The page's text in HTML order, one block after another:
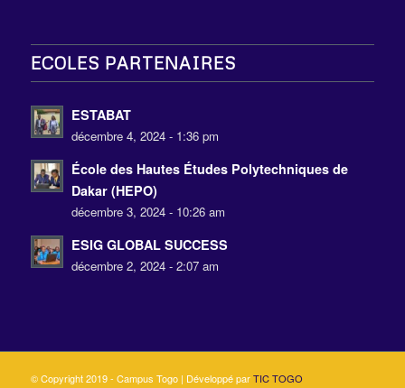
ECOLES PARTENAIRES
ESTABAT
décembre 4, 2024 - 1:36 pm
École des Hautes Études Polytechniques de
Dakar (HEPO)
décembre 3, 2024 - 10:26 am
ESIG GLOBAL SUCCESS
décembre 2, 2024 - 2:07 am
© Copyright 2019 - Campus Togo | Développé parTIC TOGO